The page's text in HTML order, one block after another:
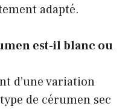
adapté.
est-il blanc ou
d’une variation
de cérumen sec